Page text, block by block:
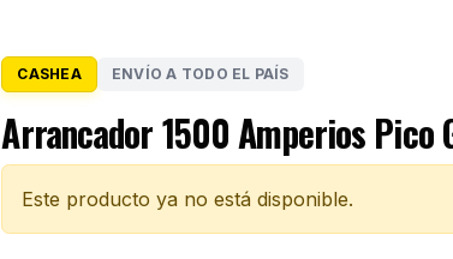
CASHEA ENVÍO A TODO EL PAÍS
Arrancador 1500 Amperios Pico
Este producto ya no está disponible.